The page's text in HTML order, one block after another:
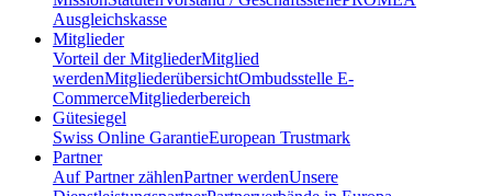
Ausgleichskasse
Mitglieder
Vorteil der MitgliederMitglied
werdenMitgliederübersichtOmbudsstelle E-
CommerceMitgliederbereich
Gütesiegel
Swiss Online GarantieEuropean Trustmark
Partner
Auf Partner zählenPartner werdenUnsere